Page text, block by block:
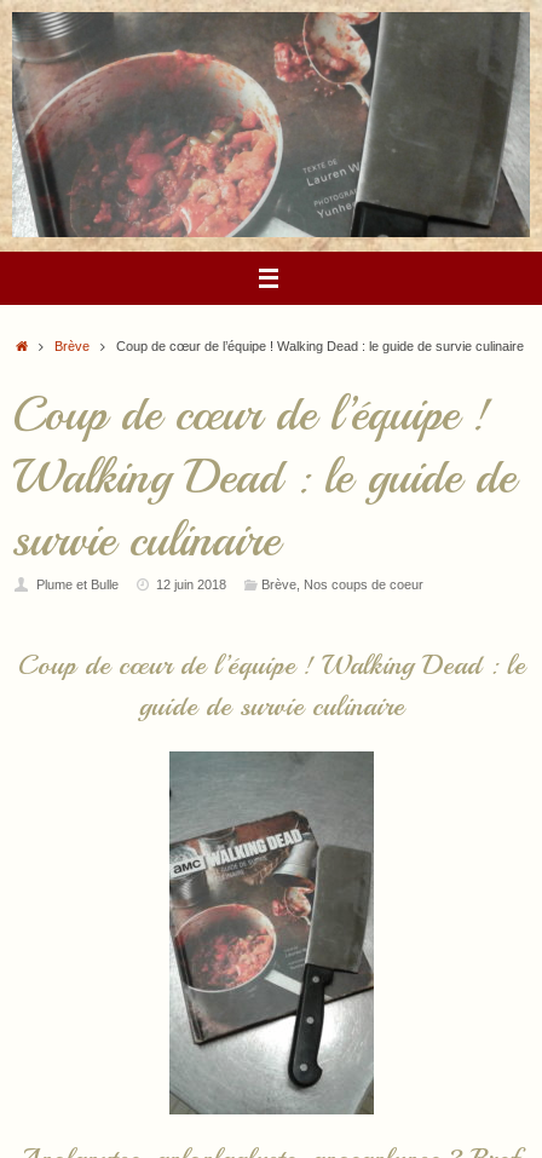
Passer
au
contenu
AccueilBrève Coup de cœur de l’équipe ! Walking Dead : le guide de survie culinaire
Coup de cœur de l’équipe !
Walking Dead : le guide de
survie culinaire
Plume et Bulle 12 juin 2018 Brève, Nos coups de coeur
Coup de cœur de l’équipe ! Walking Dead : le
guide de survie culinaire